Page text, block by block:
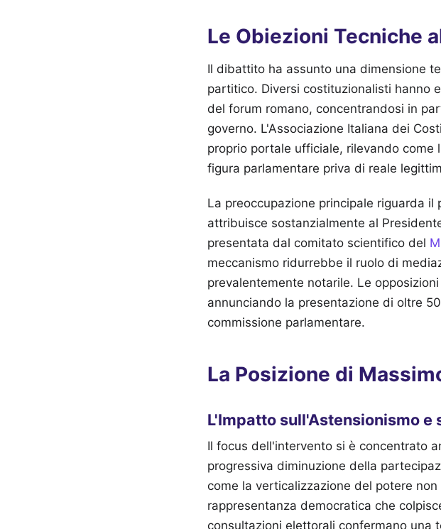
Le Obiezioni Tecniche
Il dibattito ha assunto una dimensione
partitico. Diversi costituzionalisti hanno
del forum romano, concentrandosi in
governo. L'Associazione Italiana dei
proprio portale ufficiale, rilevando come
figura parlamentare priva di reale
La preoccupazione principale riguarda
attribuisce sostanzialmente al
presentata dal comitato scientifico del
meccanismo ridurrebbe il ruolo di
prevalentemente notarile. Le
annunciando la presentazione di oltre
commissione parlamentare.
La Posizione di
L'Impatto sull'Astensionismo e
Il focus dell'intervento si è concentrato
progressiva diminuzione della
come la verticalizzazione del potere
rappresentanza democratica che
consultazioni elettorali confermano una